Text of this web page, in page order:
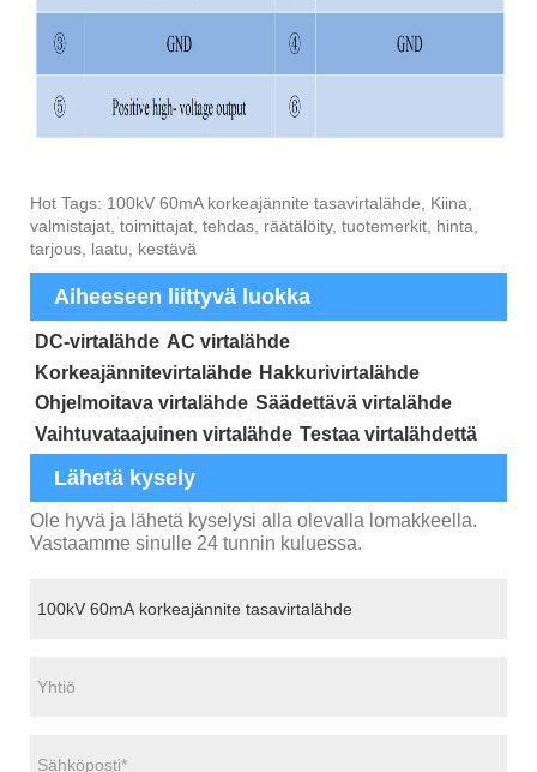
Hot Tags: 100kV 60mA korkeajännite tasavirtalähde, Kiina,
valmistajat, toimittajat, tehdas, räätälöity, tuotemerkit, hinta,
tarjous, laatu, kestävä
Aiheeseen liittyvä luokka
DC-virtalähde AC virtalähde
Korkeajännitevirtalähde Hakkurivirtalähde
Ohjelmoitava virtalähde Säädettävä virtalähde
Vaihtuvataajuinen virtalähde Testaa virtalähdettä
Lähetä kysely
Ole hyvä ja lähetä kyselysi alla olevalla lomakkeella.
Vastaamme sinulle 24 tunnin kuluessa.